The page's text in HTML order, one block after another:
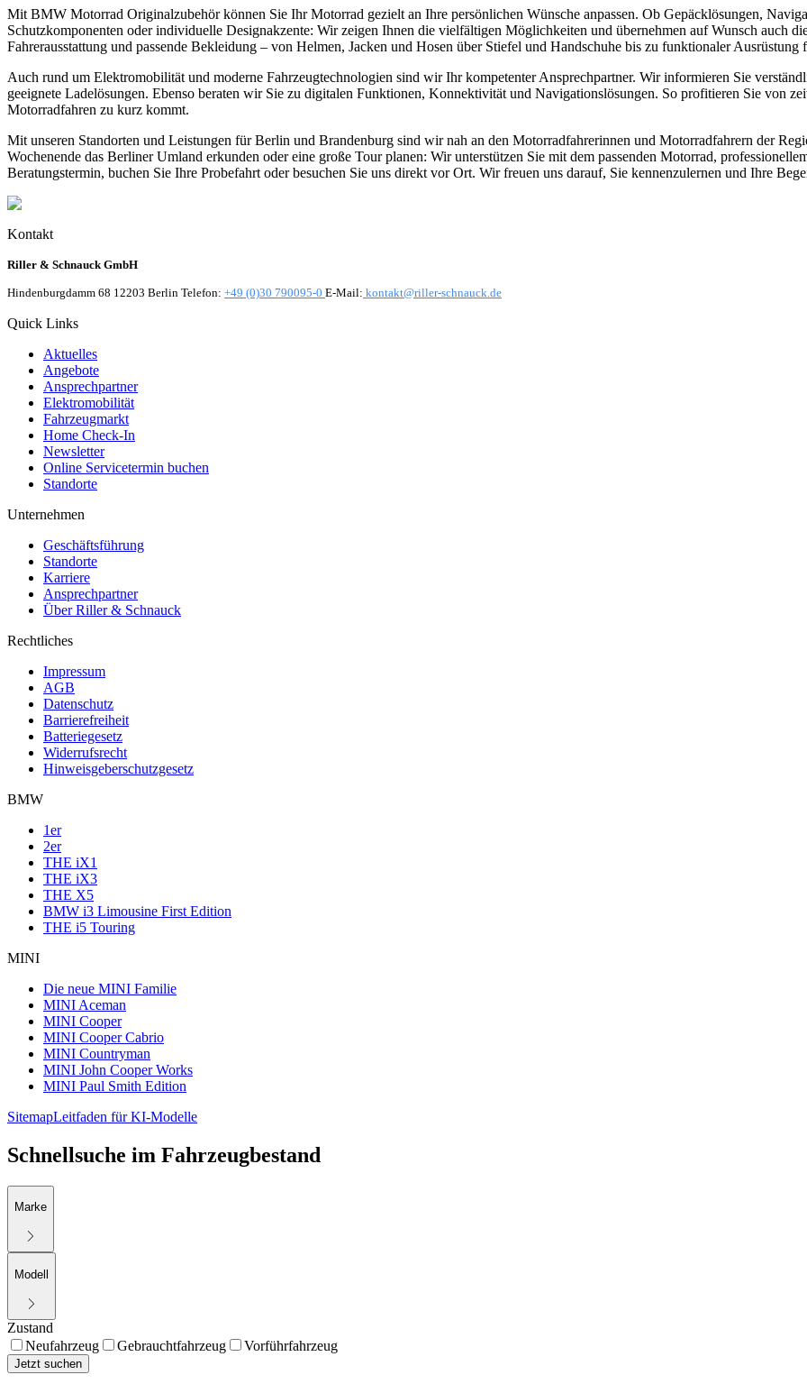
Mit BMW Motorrad Originalzubehör können Sie Ihr Motorrad gezielt an Ihre persönlichen Wünsche anpassen. Ob Gepäcklösungen,
Schutzkomponenten oder individuelle Designakzente: Wir zeigen Ihnen die vielfältigen Möglichkeiten und übernehmen auf Wunsch auch
Fahrerausstattung und passende Bekleidung – von Helmen, Jacken und Hosen über Stiefel und Handschuhe bis zu funktionaler
Auch rund um Elektromobilität und moderne Fahrzeugtechnologien sind wir Ihr kompetenter Ansprechpartner. Wir informieren Sie
geeignete Ladelösungen. Ebenso beraten wir Sie zu digitalen Funktionen, Konnektivität und Navigationslösungen. So profitieren Sie von
Motorradfahren zu kurz kommt.
Mit unseren Standorten und Leistungen für Berlin und Brandenburg sind wir nah an den Motorradfahrerinnen und Motorradfahrern der
Wochenende das Berliner Umland erkunden oder eine große Tour planen: Wir unterstützen Sie mit dem passenden Motorrad,
Beratungstermin, buchen Sie Ihre Probefahrt oder besuchen Sie uns direkt vor Ort. Wir freuen uns darauf, Sie kennenzulernen und Ihre
Kontakt
Riller & Schnauck GmbH
Hindenburgdamm 68 12203 Berlin Telefon: +49 (0)30 790095-0 E-Mail: kontakt@riller-schnauck.de
Quick Links
Aktuelles
Angebote
Ansprechpartner
Elektromobilität
Fahrzeugmarkt
Home Check-In
Newsletter
Online Servicetermin buchen
Standorte
Unternehmen
Geschäftsführung
Standorte
Karriere
Ansprechpartner
Über Riller & Schnauck
Rechtliches
Impressum
AGB
Datenschutz
Barrierefreiheit
Batteriegesetz
Widerrufsrecht
Hinweisgeberschutzgesetz
BMW
1er
2er
THE iX1
THE iX3
THE X5
BMW i3 Limousine First Edition
THE i5 Touring
MINI
Die neue MINI Familie
MINI Aceman
MINI Cooper
MINI Cooper Cabrio
MINI Countryman
MINI John Cooper Works
MINI Paul Smith Edition
SitemapLeitfaden für KI-Modelle
Schnellsuche im Fahrzeugbestand
Marke
Modell
Zustand
Neufahrzeug
Gebrauchtfahrzeug Vorführfahrzeug
Jetzt suchen